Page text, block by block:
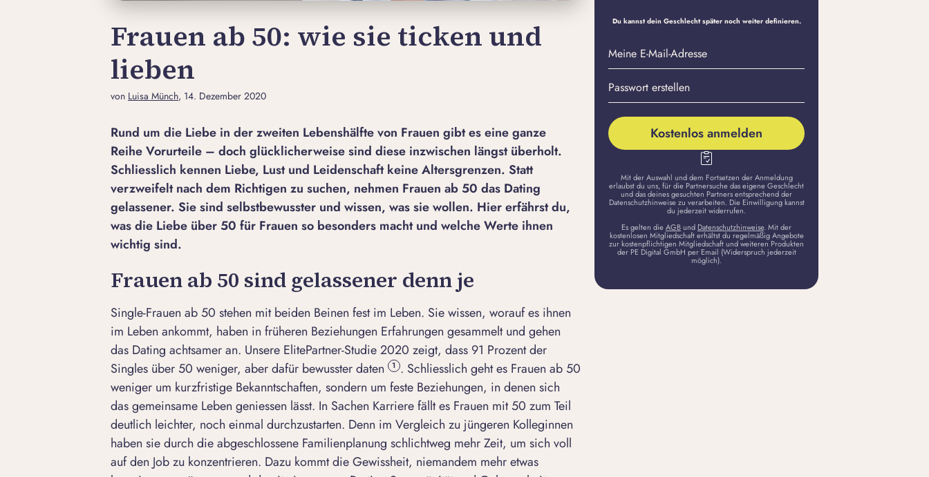
Frauen ab 50: wie sie ticken und
lieben
von Luisa Münch, 14. Dezember 2020
Rund um die Liebe in der zweiten Lebenshälfte von Frauen gibt es eine ganze
Reihe Vorurteile – doch glücklicherweise sind diese inzwischen längst überholt.
Schliesslich kennen Liebe, Lust und Leidenschaft keine Altersgrenzen. Statt
verzweifelt nach dem Richtigen zu suchen, nehmen Frauen ab 50 das Dating
gelassener. Sie sind selbstbewusster und wissen, was sie wollen. Hier erfährst du,
was die Liebe über 50 für Frauen so besonders macht und welche Werte ihnen
wichtig sind.
Frauen ab 50 sind gelassener denn je
Single-Frauen ab 50 stehen mit beiden Beinen fest im Leben. Sie wissen, worauf es ihnen
im Leben ankommt, haben in früheren Beziehungen Erfahrungen gesammelt und gehen
das Dating achtsamer an. Unsere ElitePartner-Studie 2020 zeigt, dass 91 Prozent der
Singles über 50 weniger, aber dafür bewusster daten
1 . Schliesslich geht es Frauen ab 50
weniger um kurzfristige Bekanntschaften, sondern um feste Beziehungen, in denen sich
das gemeinsame Leben geniessen lässt. In Sachen Karriere fällt es Frauen mit 50 zum Teil
deutlich leichter, noch einmal durchzustarten. Denn im Vergleich zu jüngeren Kolleginnen
haben sie durch die abgeschlossene Familienplanung schlichtweg mehr Zeit, um sich voll
auf den Job zu konzentrieren. Dazu kommt die Gewissheit, niemandem mehr etwas
Du kannst dein Geschlecht später noch weiter definieren.
Meine
E-
Mail-
Adresse
Passwort
erstellen
Kostenlos anmelden
Mit der Auswahl und dem Fortsetzen der Anmeldung
erlaubst du uns, für die Partnersuche das eigene Geschlecht
und das deines gesuchten Partners entsprechend der
Datenschutzhinweise zu verarbeiten. Die Einwilligung kannst
du jederzeit widerrufen.
Es gelten dieAGBund Datenschutzhinweise. Mit der
kostenlosen Mitgliedschaft erhältst du regelmäßig Angebote
zur kostenpflichtigen Mitgliedschaft und weiteren Produkten
der PE Digital GmbH per Email (Widerspruch jederzeit
möglich).